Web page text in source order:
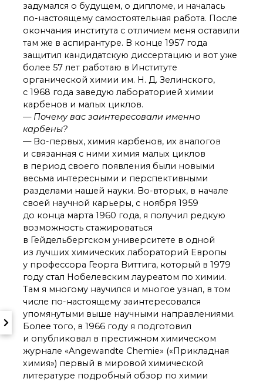
задумался о будущем, о дипломе, и началась
по-настоящему самостоятельная работа. После
окончания института с отличием меня оставили
там же в аспирантуре. В конце 1957 года
защитил кандидатскую диссертацию и вот уже
более 57 лет работаю в Институте
органической химии им. Н. Д. Зелинского,
с 1968 года заведую лабораторией химии
карбенов и малых циклов.
— Почему вас заинтересовали именно
карбены?
— Во-первых, химия карбенов, их аналогов
и связанная с ними химия малых циклов
в период своего появления были новыми
весьма интересными и перспективными
разделами нашей науки. Во-вторых, в начале
своей научной карьеры, с ноября 1959
до конца марта 1960 года, я получил редкую
возможность стажироваться
в Гейдельбергском университете в одной
из лучших химических лабораторий Европы
у профессора Георга Виттига, который в 1979
году стал Нобелевским лауреатом по химии.
Там я многому научился и многое узнал, в том
числе по-настоящему заинтересовался
упомянутыми выше научными направлениями.
Более того, в 1966 году я подготовил
и опубликовал в престижном химическом
журнале «Angewandte Chemie» («Прикладная
химия») первый в мировой химической
литературе подробный обзор по химии